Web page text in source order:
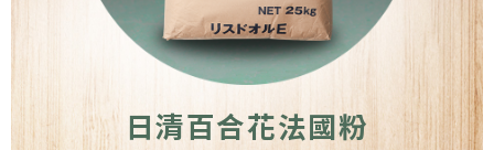
日清百合花法國粉